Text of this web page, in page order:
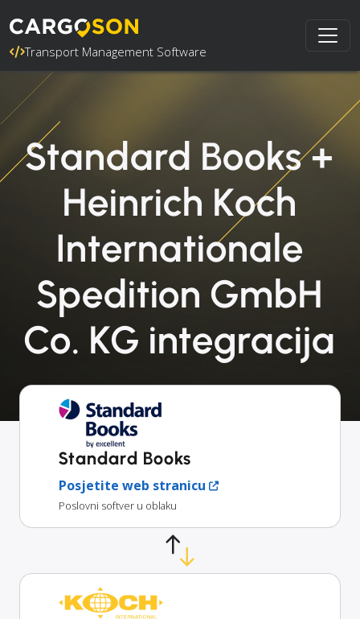
Transport Management Software
Standard Books +
Heinrich Koch
Internationale
Spedition GmbH
Co. KG integracija
Standard Books
Posjetite web stranicu
Poslovni softver u oblaku